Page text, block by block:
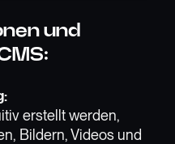
und
erstellt werden,
Bildern, Videos und